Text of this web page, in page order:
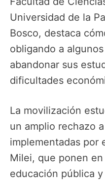
Universidad de la
Bosco, destaca
obligando a
abandonar sus
dificultades
La movilización
un amplio rechazo
implementadas por
Milei, que ponen
educación pública